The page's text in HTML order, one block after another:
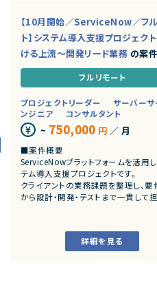
【10月開始／ServiceNow／フ
ト】システム導入支援プロジェク
ける上流～開発リード業務 の案件
フルリモート
プロジェクトリーダー
サーバーサ
ンジニア
コンサルタント
~ 750,000 円 ／ 月
■案件概要
ServiceNowプラットフォームを活用
テム導入支援プロジェクトです。
クライアントの業務課題を整理し、要
から設計・開発・テストまで一貫して
・顧客との要件ヒアリングおよび要件
詳細を見る